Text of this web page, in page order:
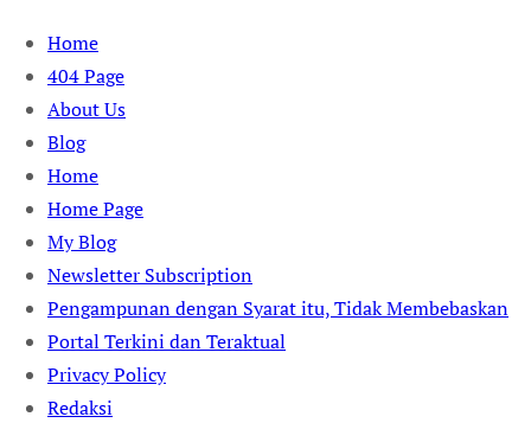
Skip
content
Home
404 Page
About Us
Blog
Home
Home Page
My Blog
Newsletter Subscription
Pengampunan dengan Syarat itu, Tidak Membebaskan
Portal Terkini dan Teraktual
Privacy Policy
Redaksi